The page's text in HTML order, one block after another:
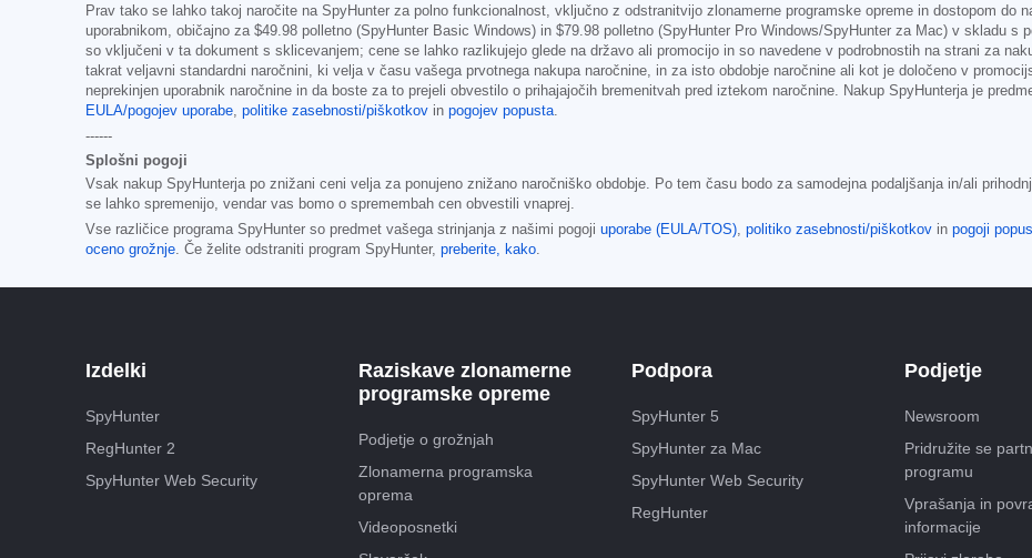
Prav tako se lahko takoj naročite na SpyHunter za polno funkcionalnost, vključno z odstranitvijo zlonamerne programske opreme in dostopom do
uporabnikom, običajno za $49.98 polletno (SpyHunter Basic Windows) in $79.98 polletno (SpyHunter Pro Windows/SpyHunter za Mac) v skladu s
so vključeni v ta dokument s sklicevanjem; cene se lahko razlikujejo glede na državo ali promocijo in so navedene v podrobnostih na strani za
takrat veljavni standardni naročnini, ki velja v času vašega prvotnega nakupa naročnine, in za isto obdobje naročnine ali kot je določeno v
neprekinjen uporabnik naročnine in da boste za to prejeli obvestilo o prihajajočih bremenitvah pred iztekom naročnine. Nakup SpyHunterja je
EULA/pogojev uporabe, politike zasebnosti/piškotkov in pogojev popusta.
------
Splošni pogoji
Vsak nakup SpyHunterja po znižani ceni velja za ponujeno znižano naročniško obdobje. Po tem času bodo za samodejna podaljšanja in/ali
se lahko spremenijo, vendar vas bomo o spremembah cen obvestili vnaprej.
Vse različice programa SpyHunter so predmet vašega strinjanja z našimi pogoji uporabe (EULA/TOS), politiko zasebnosti/piškotkov in pogoji
oceno grožnje. Če želite odstraniti program SpyHunter, preberite, kako.
Izdelki
SpyHunter
RegHunter 2
SpyHunter Web Security
Raziskave zlonamerne
programske opreme
Podjetje o grožnjah
Zlonamerna programska
oprema
Videoposnetki
Podpora
SpyHunter 5
SpyHunter za Mac
SpyHunter Web Security
RegHunter
Podjetje
Newsroom
Pridružite se
programu
Vprašanja in
informacije